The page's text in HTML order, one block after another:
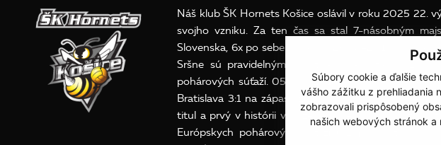
Súbory cookie a ďalšie
vášho zážitku z prehliadania
zobrazovali prispôsobený
našich webových stránok
Náš klub ŠK Hornets Košice oslávil v roku 2025 22.
svojho vzniku. Za ten čas sa stal 7-násobným
Slovenska, 6x po sebe v rokoch 2008-2013 a v roku
Sršne sú pravidelným účastníkom kvalifikácií
pohárových súťaží. 05.júna 2018 po výhre nad
Bratislava 3:1 na zápasy získali v poradí siedmy
titul a prvý v histórii v bazéne súpera. Klub sa
Európskych pohárových súťaží ( Ligy majstrov a